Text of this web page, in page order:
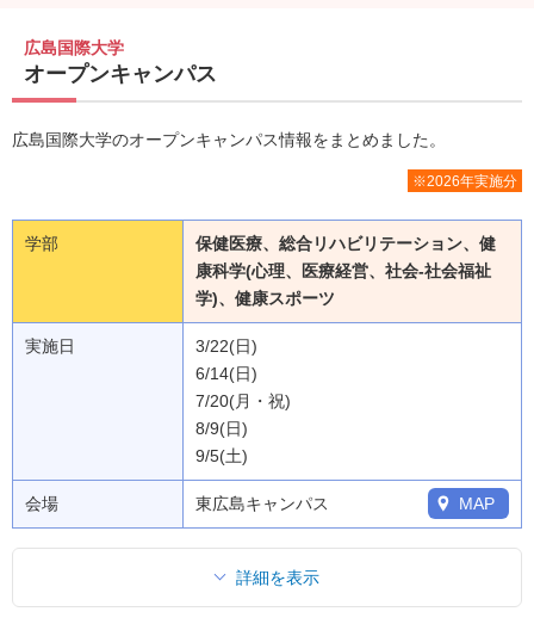
広島国際大学
オープンキャンパス
広島国際大学のオープンキャンパス情報をまとめました。
※2026年実施分
学部
保健医療、総合リハビリテーション、健
康科学(心理、医療経営、社会-社会福祉
学)、健康スポーツ
実施日
3/22(日)
6/14(日)
7/20(月・祝)
8/9(日)
9/5(土)
会場 東広島キャンパス MAP
詳細を表示